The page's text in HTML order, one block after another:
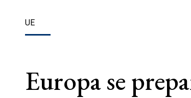
UE
Europa se